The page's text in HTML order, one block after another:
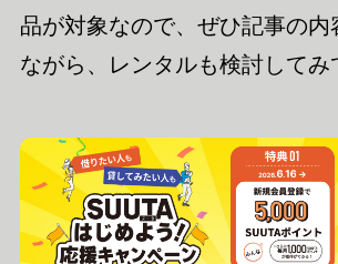
品が対象なので、ぜひ記事の内
ながら、レンタルも検討してみ